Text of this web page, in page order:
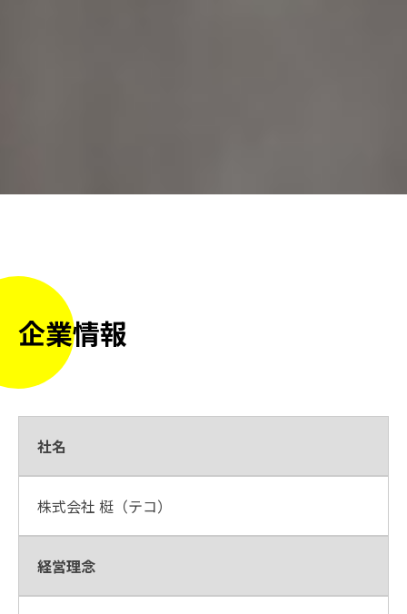
企業情報
社名
株式会社 梃（テコ）
経営理念